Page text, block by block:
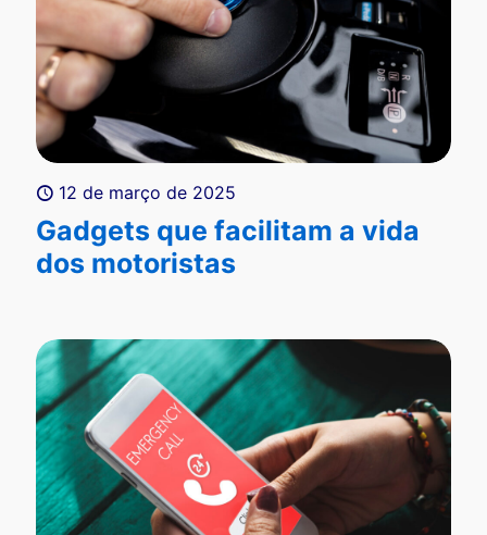
12 de março de 2025
Gadgets que facilitam a vida
dos motoristas